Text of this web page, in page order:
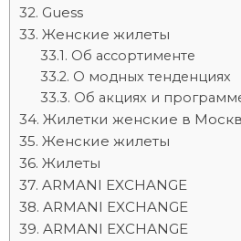
Guess
Женские жилеты
Об ассортименте
О модных тенденциях
Об акциях и
Жилетки женские в
Женские жилеты
Жилеты
ARMANI EXCHANGE
ARMANI EXCHANGE
ARMANI EXCHANGE